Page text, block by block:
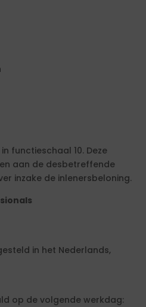
functieschaal 10. Deze
aan de desbetreffende
inzake de inlenersbeloning.
in het Nederlands,
op de volgende werkdag: